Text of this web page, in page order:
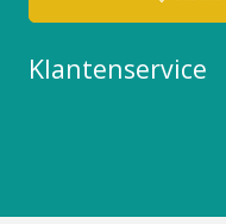
Klantenservice